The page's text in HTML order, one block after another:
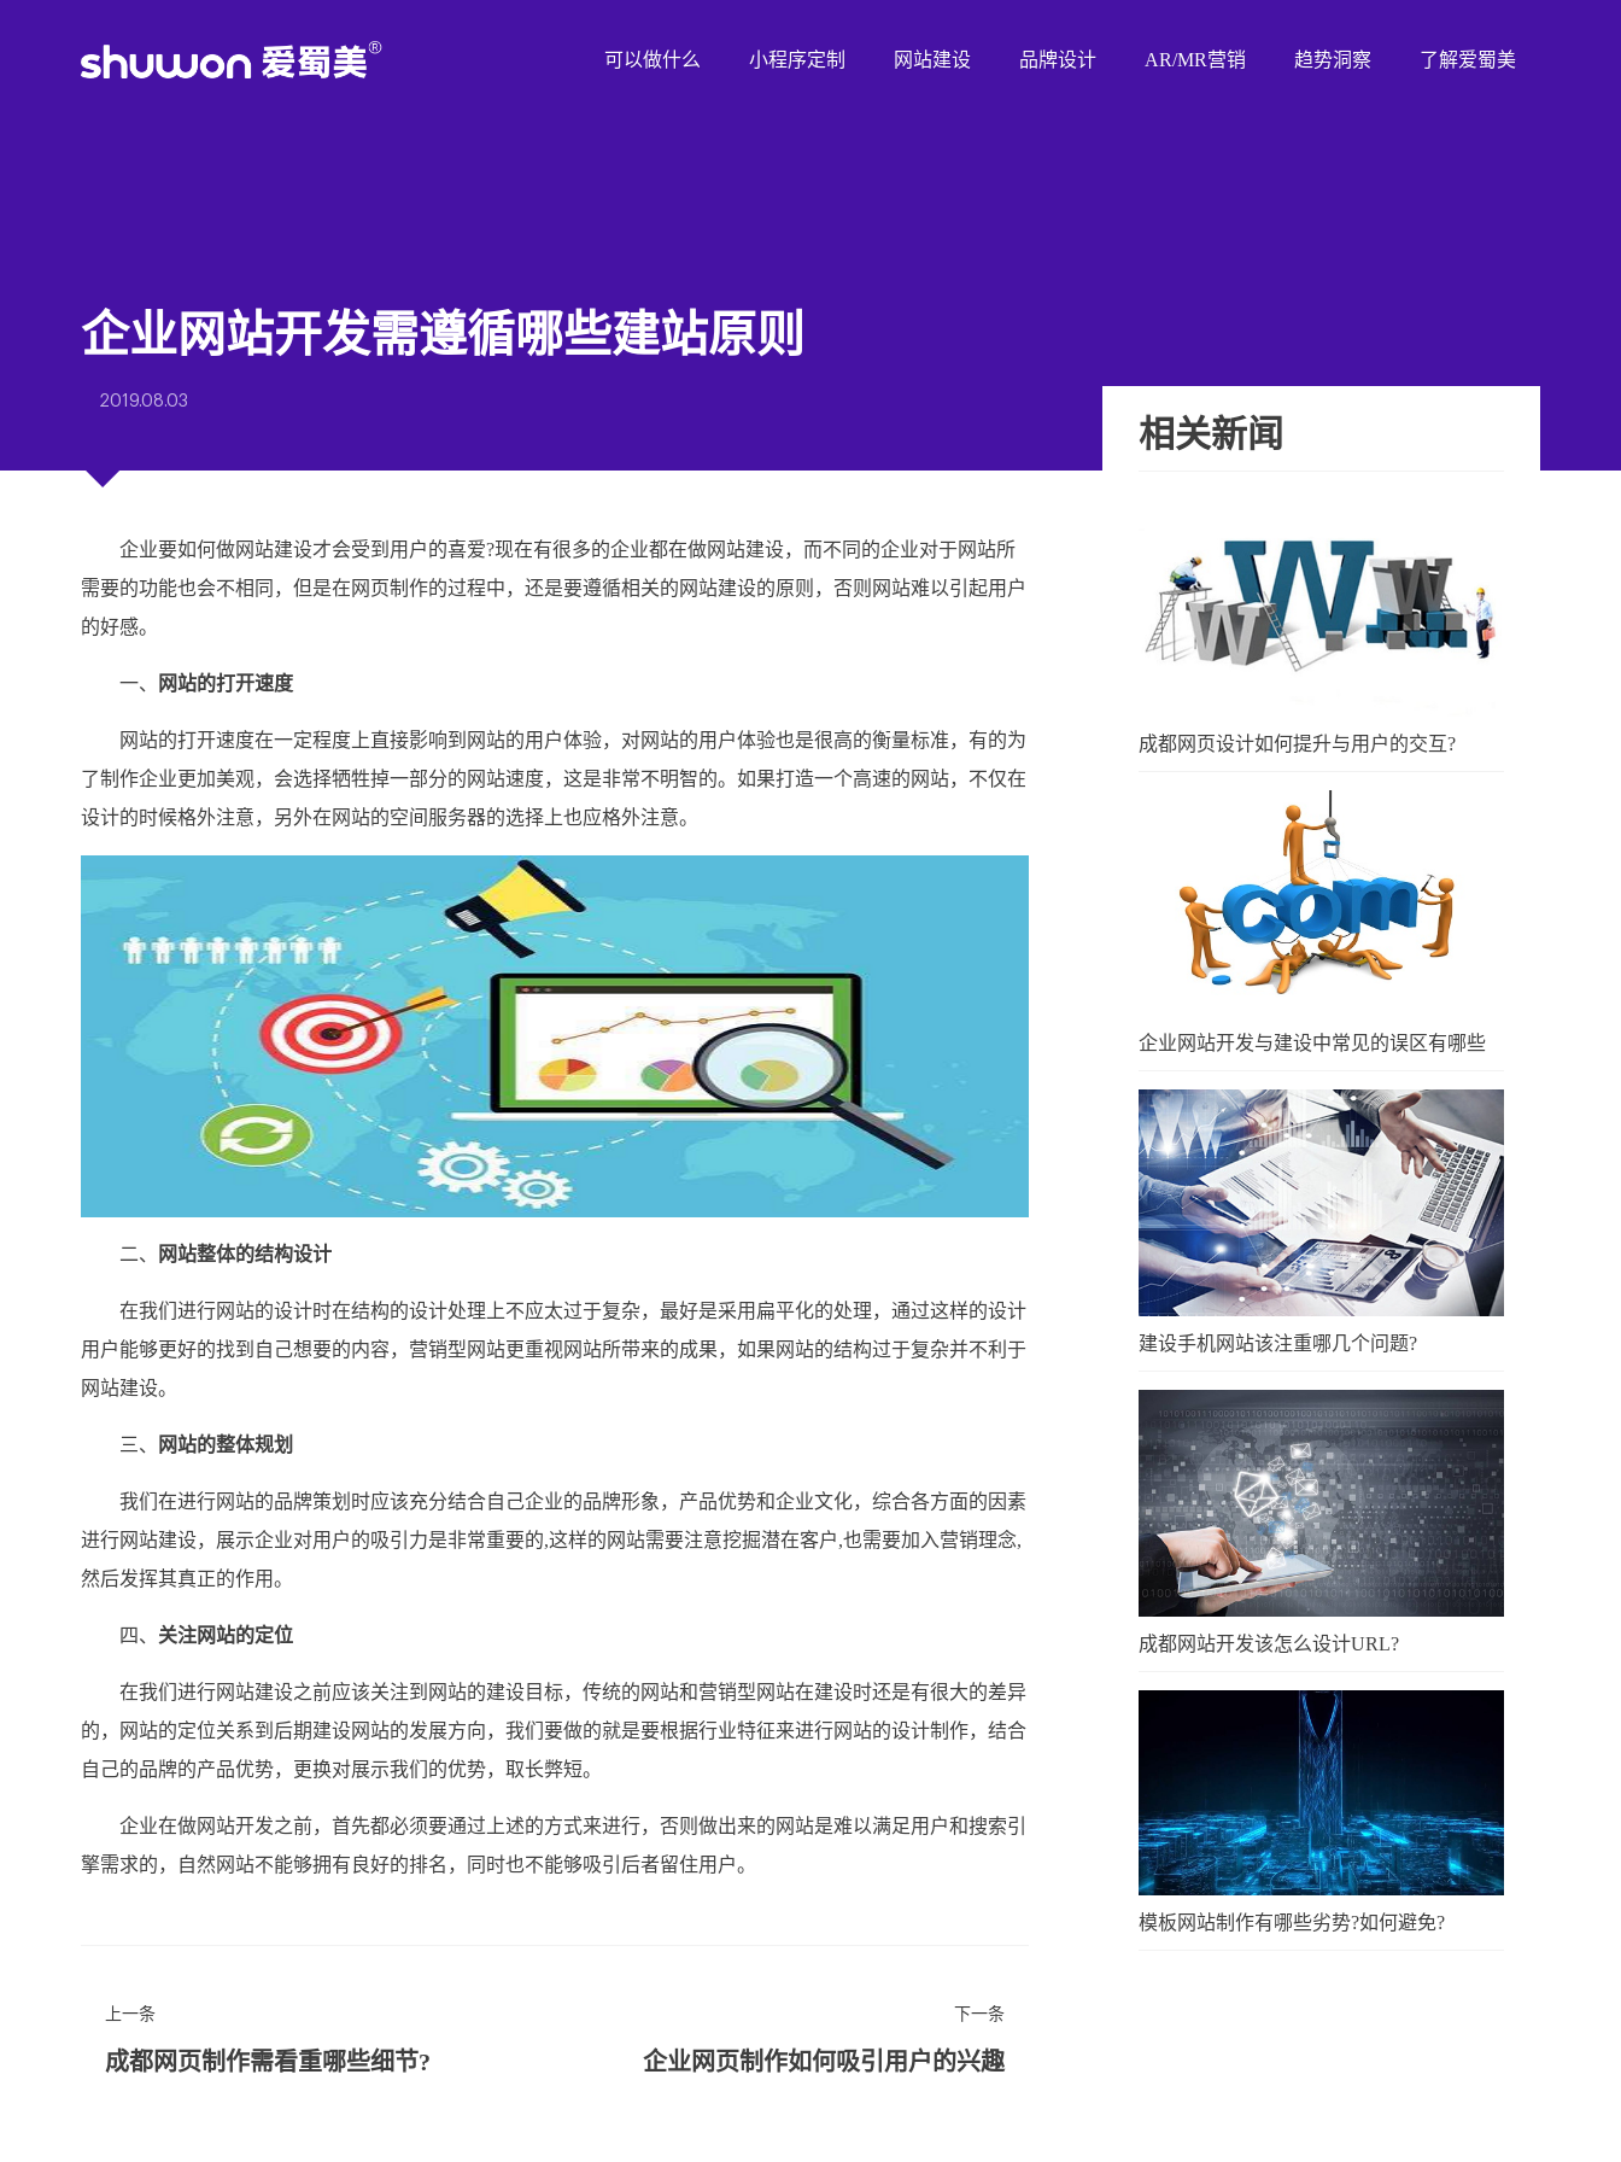
可以做什么 小程序定制 网站建设 品牌设计 AR/MR营销 趋势洞察 了解爱蜀美
企业网站开发需遵循哪些建站原则
2019.08.03
企业要如何做网站建设才会受到用户的喜爱?现在有很多的企业都在做网站建设，而不同的企业对于网站所
需要的功能也会不相同，但是在网页制作的过程中，还是要遵循相关的网站建设的原则，否则网站难以引起用户
的好感。
一、 网站的打开速度
网站的打开速度在一定程度上直接影响到网站的用户体验，对网站的用户体验也是很高的衡量标准，有的为
了制作企业更加美观，会选择牺牲掉一部分的网站速度，这是非常不明智的。如果打造一个高速的网站，不仅在
设计的时候格外注意，另外在网站的空间服务器的选择上也应格外注意。
二、 网站整体的结构设计
在我们进行网站的设计时在结构的设计处理上不应太过于复杂，最好是采用扁平化的处理，通过这样的设计
用户能够更好的找到自己想要的内容，营销型网站更重视网站所带来的成果，如果网站的结构过于复杂并不利于
网站建设。
三、 网站的整体规划
我们在进行网站的品牌策划时应该充分结合自己企业的品牌形象，产品优势和企业文化，综合各方面的因素
进行网站建设，展示企业对用户的吸引力是非常重要的,这样的网站需要注意挖掘潜在客户,也需要加入营销理念,
然后发挥其真正的作用。
四、 关注网站的定位
在我们进行网站建设之前应该关注到网站的建设目标，传统的网站和营销型网站在建设时还是有很大的差异
的，网站的定位关系到后期建设网站的发展方向，我们要做的就是要根据行业特征来进行网站的设计制作，结合
自己的品牌的产品优势，更换对展示我们的优势，取长弊短。
企业在做网站开发之前，首先都必须要通过上述的方式来进行，否则做出来的网站是难以满足用户和搜索引
擎需求的，自然网站不能够拥有良好的排名，同时也不能够吸引后者留住用户。
上一条
成都网页制作需看重哪些细节?
下一条
企业网页制作如何吸引用户的兴趣
相关新闻
成都网页设计如何提升与用户的交互?
企业网站开发与建设中常见的误区有哪些
建设手机网站该注重哪几个问题?
成都网站开发该怎么设计URL?
模板网站制作有哪些劣势?如何避免?